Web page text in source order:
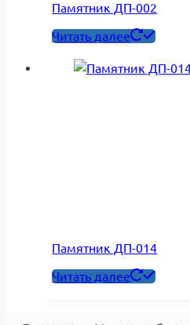
Памятник ДП-002
Читать далее
Памятник ДП-014
Читать далее